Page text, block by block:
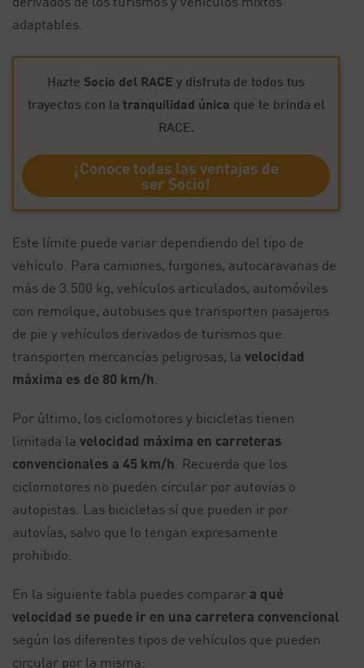
adaptables.
Hazte Socio del RACE y disfruta de todos tus
trayectos con la tranquilidad única que te brinda el
RACE.
¡Conoce todas las ventajas de
ser Socio!
Este límite puede variar dependiendo del tipo de
vehículo. Para camiones, furgones, autocaravanas de
más de 3.500 kg, vehículos articulados, automóviles
con remolque, autobuses que transporten pasajeros
de pie y vehículos derivados de turismos que
transporten mercancías peligrosas, la velocidad
máxima es de 80 km/h
Por último, los ciclomotores y bicicletas tienen
limitada la velocidad máxima en carreteras
convencionales a 45 km/h . Recuerda que los
ciclomotores no pueden circular por autovías o
autopistas. Las bicicletas sí que pueden ir por
autovías, salvo que lo tengan expresamente
prohibido.
En la siguiente tabla puedes comparar a qué
velocidad se puede ir en una carretera convencional
según los diferentes tipos de vehículos que pueden
circular por la misma: